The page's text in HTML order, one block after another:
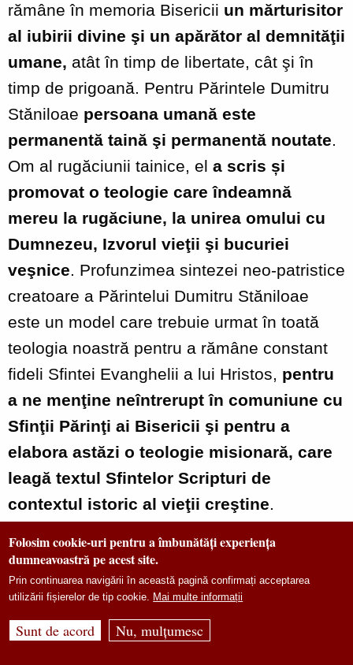
rămâne în memoria Bisericii un mărturisitor
al iubirii divine şi un apărător al demnităţii
umane, atât în timp de libertate, cât şi în
timp de prigoană. Pentru Părintele Dumitru
Stăniloae persoana umană este
permanentă taină şi permanentă noutate.
Om al rugăciunii tainice, el a scris și
promovat o teologie care îndeamnă
mereu la rugăciune, la unirea omului cu
Dumnezeu, Izvorul vieţii şi bucuriei
veşnice. Profunzimea sintezei neo-patristice
creatoare a Părintelui Dumitru Stăniloae
este un model care trebuie urmat în toată
teologia noastră pentru a rămâne constant
fideli Sfintei Evanghelii a lui Hristos, pentru
a ne menţine neîntrerupt în comuniune cu
Sfinţii Părinţi ai Bisericii şi pentru a
elabora astăzi o teologie misionară, care
leagă textul Sfintelor Scripturi de
contextul istoric al vieţii creştine.
Iubiţi fii şi fiice duhovniceşti în Domnul,
Cu părintească dragoste, la încheierea
acestui an în care am cinstit modele sfinte
de viață, vă îndemnăm ca, în lumina
Folosim cookie-uri pentru a îmbunătăți experiența
dumneavoastră pe acest site.
Prin continuarea navigării în această pagină confirmați acceptarea
utilizării fișierelor de tip cookie. Mai multe informații
Sunt de acord Nu, mulțumesc